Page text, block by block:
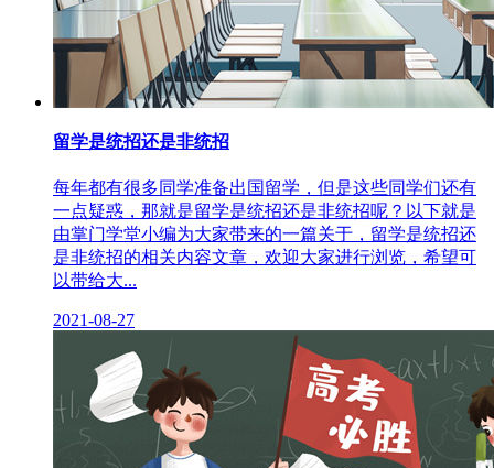
留学是统招还是非统招
每年都有很多同学准备出国留学，但是这些同学们还有
一点疑惑，那就是留学是统招还是非统招呢？以下就是
由掌门学堂小编为大家带来的一篇关于，留学是统招还
是非统招的相关内容文章，欢迎大家进行浏览，希望可
以带给大...
2021-08-27